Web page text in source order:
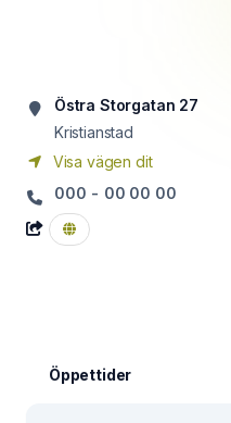
Östra Storgatan 27
Kristianstad
Visa vägen dit
000 - 00 00 00
Öppettider